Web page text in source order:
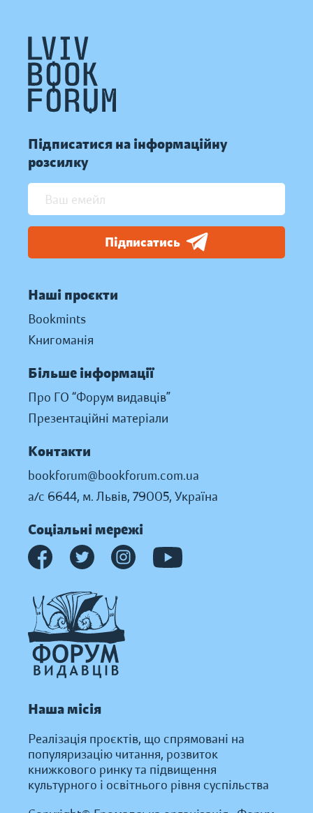
Підписатися на інформаційну
розсилку
Підписатись
Наші проєкти
Bookmints
Книгоманія
Більше інформації
Про ГО “Форум видавців”
Презентаційні матеріали
Контакти
bookforum@bookforum.com.ua
а/с 6644, м. Львів, 79005, Україна
Соціальні мережі
Наша місія
Реалізація проєктів, що спрямовані на
популяризацію читання, розвиток
книжкового ринку та підвищення
культурного і освітнього рівня суспільства